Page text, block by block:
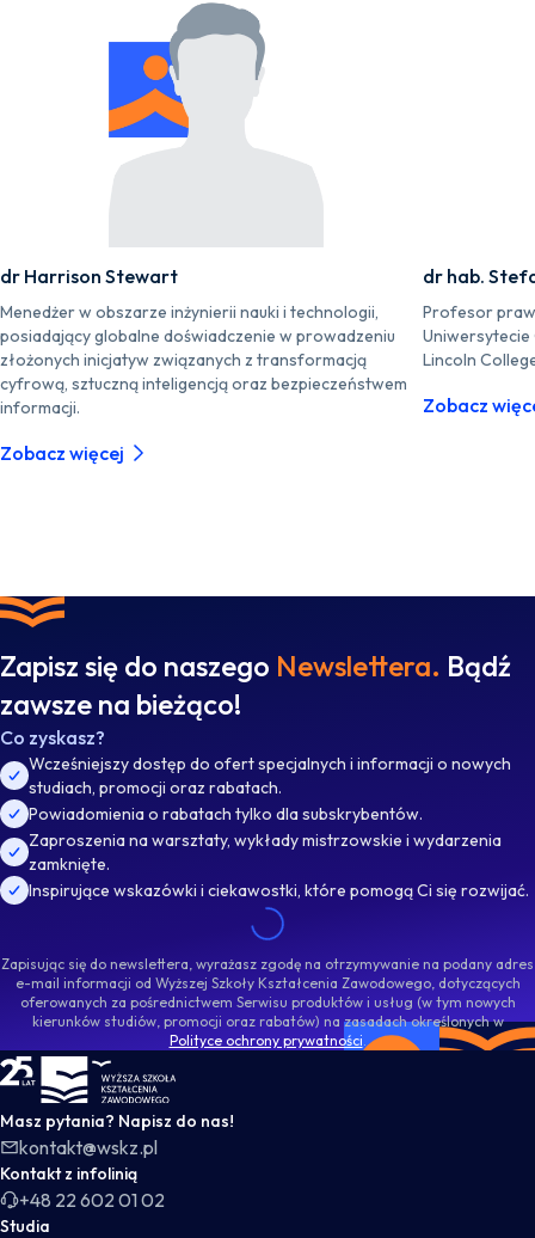
dr Harrison Stewart
Menedżer w obszarze inżynierii nauki i technologii,
posiadający globalne doświadczenie w prowadzeniu
złożonych inicjatyw związanych z transformacją
cyfrową, sztuczną inteligencją oraz bezpieczeństwem
informacji.
Zobacz więcej
dr hab.
Profesor
Lincoln
Zobacz
Zapisz się do naszego Newslettera. Bądź
zawsze na bieżąco!
Co zyskasz?
Wcześniejszy dostęp do ofert specjalnych i informacji o nowych
studiach, promocji oraz rabatach.
Powiadomienia o rabatach tylko dla subskrybentów.
Zaproszenia na warsztaty, wykłady mistrzowskie i wydarzenia
zamknięte.
Inspirujące wskazówki i ciekawostki, które pomogą Ci się rozwijać.
Zapisując się do newslettera, wyrażasz zgodę na otrzymywanie na podany adres
e-mail informacji od Wyższej Szkoły Kształcenia Zawodowego, dotyczących
oferowanych za pośrednictwem Serwisu produktów i usług (w tym nowych
kierunków studiów, promocji oraz rabatów) na zasadach określonych w
Polityce ochrony prywatności.
WSKZ - strona główna
Masz pytania? Napisz do nas!
kontakt@wskz.pl
Kontakt z infolinią
+48 22 602 01 02
Studia